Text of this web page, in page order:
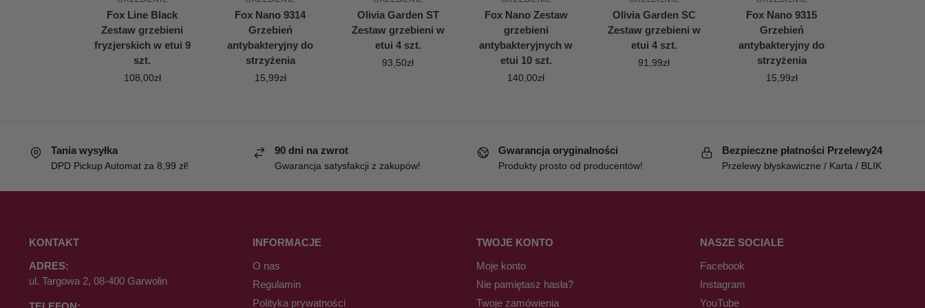
Fox Line Black
Zestaw grzebieni
fryzjerskich w etui 9
szt.
108,00zł
Fox Nano 9314
Grzebień
antybakteryjny do
strzyżenia
15,99zł
Olivia Garden ST
Zestaw grzebieni w
etui 4 szt.
93,50zł
Fox Nano Zestaw
grzebieni
antybakteryjnych w
etui 10 szt.
140,00zł
Olivia Garden SC
Zestaw grzebieni w
etui 4 szt.
91,99zł
Fox Nano 9315
Grzebień
antybakteryjny do
strzyżenia
15,99zł
Tania wysyłka
DPD Pickup Automat za 8,99 zł!
90 dni na zwrot
Gwarancja satysfakcji z zakupów!
Gwarancja oryginalności
Produkty prosto od producentów!
Bezpieczne płatności Przelewy24
Przelewy błyskawiczne / Karta / BLIK
KONTAKT
ADRES:
ul. Targowa 2, 08-400 Garwolin
INFORMACJE
O nas
Regulamin
Polityka prywatności
TWOJE KONTO
Moje konto
Nie pamiętasz hasła?
Twoje zamówienia
NASZE SOCIALE
Facebook
Instagram
YouTube